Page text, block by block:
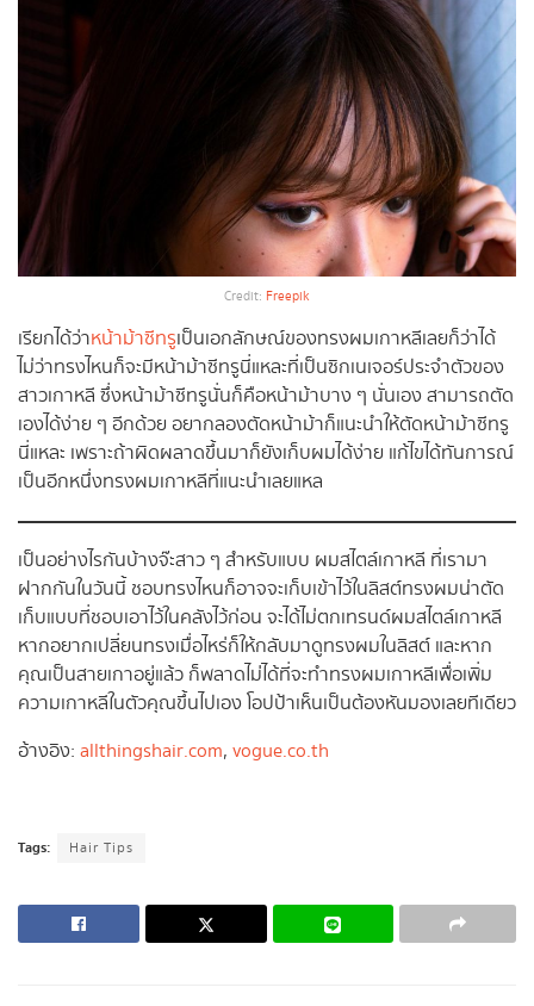
Credit: Freepik
เรียกได้ว่าหน้าม้าซีทรูเป็นเอกลักษณ์ของทรงผมเกาหลีเลยก็ว่าได้
ไม่ว่าทรงไหนก็จะมีหน้าม้าซีทรูนี่แหละที่เป็นซิกเนเจอร์ประจำตัวของ
สาวเกาหลี ซึ่งหน้าม้าซีทรูนั่นก็คือหน้าม้าบาง ๆ นั่นเอง สามารถตัด
เองได้ง่าย ๆ อีกด้วย อยากลองตัดหน้าม้าก็แนะนำให้ตัดหน้าม้าซีทรู
นี่แหละ เพราะถ้าผิดผลาดขึ้นมาก็ยังเก็บผมได้ง่าย แก้ไขได้ทันการณ์
เป็นอีกหนึ่งทรงผมเกาหลีที่แนะนำเลยแหล
เป็นอย่างไรกันบ้างจ๊ะสาว ๆ สำหรับแบบ ผมสไตล์เกาหลี ที่เรามา
ฝากกันในวันนี้ ชอบทรงไหนก็อาจจะเก็บเข้าไว้ในลิสต์ทรงผมน่าตัด
เก็บแบบที่ชอบเอาไว้ในคลังไว้ก่อน จะได้ไม่ตกเทรนด์ผมสไตล์เกาหลี
หากอยากเปลี่ยนทรงเมื่อไหร่ก็ให้กลับมาดูทรงผมในลิสต์ และหาก
คุณเป็นสายเกาอยู่แล้ว ก็พลาดไม่ได้ที่จะทำทรงผมเกาหลีเพื่อเพิ่ม
ความเกาหลีในตัวคุณขึ้นไปเอง โอปป้าเห็นเป็นต้องหันมองเลยทีเดียว
อ้างอิง: allthingshair.com, vogue.co.th
Tags: Hair Tips